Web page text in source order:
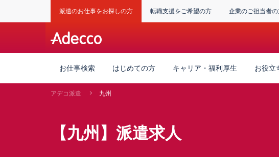
派遣のお仕事をお探しの方 転職支援をご希望の方 企業のご担当者
お仕事検索 はじめての方 キャリア・福利厚生 お役立
アデコ派遣 九州
【九州】派遣求人